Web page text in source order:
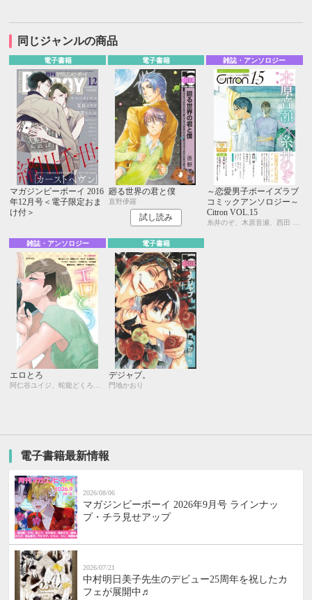
同じジャンルの商品
電子書籍
マガジンビーボーイ 2016
年12月号＜電子限定おま
け付＞
電子書籍
廻る世界の君と僕
直野儚羅
試し読み
雑誌・アンソロジー
～恋愛男子ボーイズラブ
コミックアンソロジー～
Citron VOL.15
糸井のぞ、木原音瀬、西田 東、KUJIRA、ヤマヲミ、市川けい、宇野ジニア、今井ゆうみ、名取いさと、峰島なわこ、桃山なおこ、三角社ぴえ、芥 ミチ、夏糖、吹屋フロ、みゆき朗、栗城 偲、北別府ニカ
雑誌・アンソロジー
エロとろ
電子書籍
デジャブ。
門地かおり
電子書籍最新情報
2026/08/06
マガジンビーボーイ 2026年9月号 ラインナッ
プ・チラ見せアップ
2026/07/21
中村明日美子先生のデビュー25周年を祝したカ
フェが展開中♬